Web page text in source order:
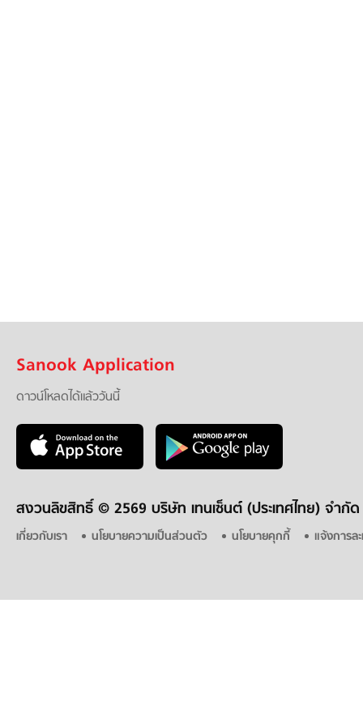
Sanook Application
ดาวน์โหลดได้แล้ววันนี้
สงวนลิขสิทธิ์ © 2569 บริษัท เทนเซ็นต์ (ประเทศไทย) จำกัด
เกี่ยวกับเรา นโยบายความเป็นส่วนตัว นโยบายคุกกี้ แจ้งการล